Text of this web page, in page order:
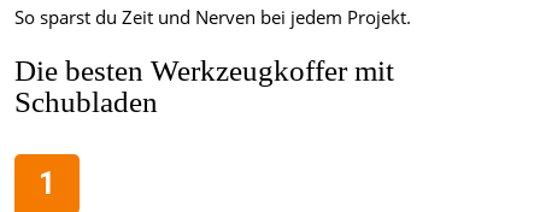
So sparst du Zeit und Nerven bei jedem Projekt.
Die besten Werkzeugkoffer mit
Schubladen